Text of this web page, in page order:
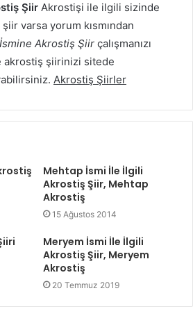
Şiir Akrostişi ile ilgili sizinde
varsa yorum kısmından
Akrostiş Şiir çalışmanızı
akrostiş şiirinizi sitede
Akrostiş Şiirler
Mehtap İsmi İle İlgili
Akrostiş Şiir, Mehtap
Akrostiş
15 Ağustos 2014
Meryem İsmi İle İlgili
Akrostiş Şiir, Meryem
Akrostiş
20 Temmuz 2019